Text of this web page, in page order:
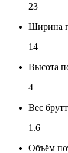
23
Ширина
14
Высота
4
Вес
1.6
Объём